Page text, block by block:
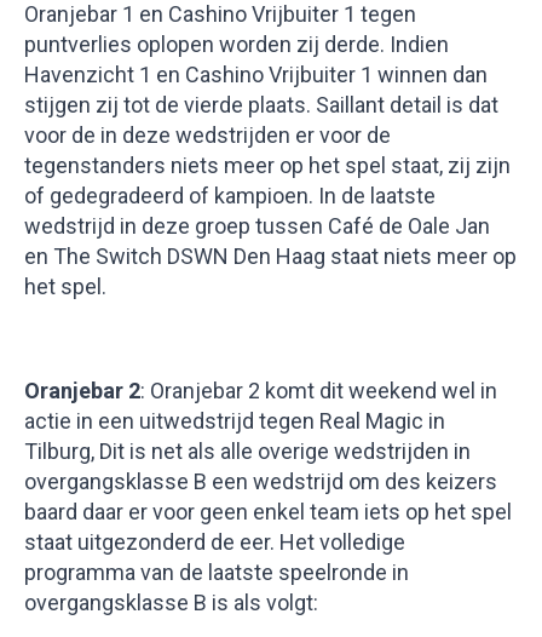
Oranjebar 1 en Cashino Vrijbuiter 1 tegen
puntverlies oplopen worden zij derde. Indien
Havenzicht 1 en Cashino Vrijbuiter 1 winnen dan
stijgen zij tot de vierde plaats. Saillant detail is dat
voor de in deze wedstrijden er voor de
tegenstanders niets meer op het spel staat, zij zijn
of gedegradeerd of kampioen. In de laatste
wedstrijd in deze groep tussen Café de Oale Jan
en The Switch DSWN Den Haag staat niets meer op
het spel.
Oranjebar 2: Oranjebar 2 komt dit weekend wel in
actie in een uitwedstrijd tegen Real Magic in
Tilburg, Dit is net als alle overige wedstrijden in
overgangsklasse B een wedstrijd om des keizers
baard daar er voor geen enkel team iets op het spel
staat uitgezonderd de eer. Het volledige
programma van de laatste speelronde in
overgangsklasse B is als volgt: